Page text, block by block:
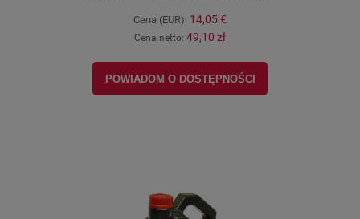
Cena (EUR): 14,05 €
Cena netto: 49,10 zł
POWIADOM O DOSTĘPNOŚCI